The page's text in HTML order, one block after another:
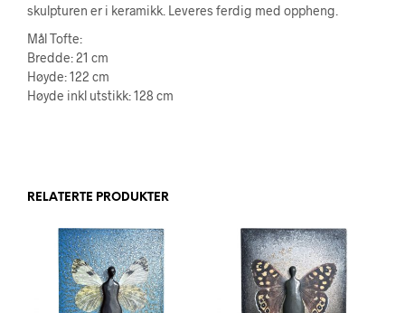
skulpturen er i keramikk. Leveres ferdig med oppheng.
Mål Tofte:
Bredde: 21 cm
Høyde: 122 cm
Høyde inkl utstikk: 128 cm
RELATERTE PRODUKTER